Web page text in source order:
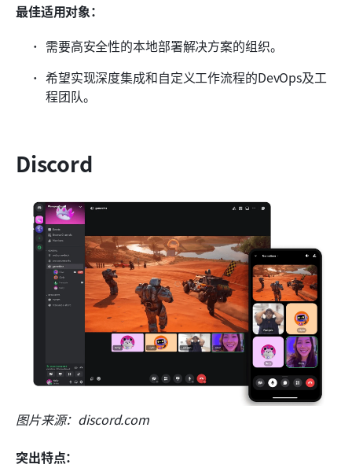
最佳适用对象：
需要高安全性的本地部署解决方案的组织。
希望实现深度集成和自定义工作流程的DevOps及工
程团队。
Discord
图片来源：discord.com
突出特点：